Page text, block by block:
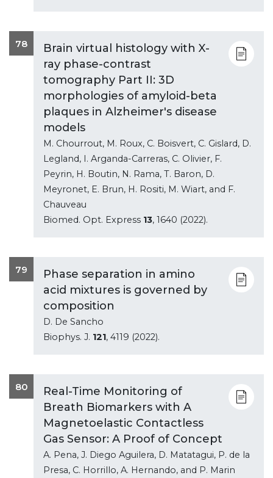
78
Brain virtual histology with X-
ray phase-contrast
tomography Part II: 3D
morphologies of amyloid-beta
plaques in Alzheimer's disease
models
M. Chourrout, M. Roux, C. Boisvert, C. Gislard, D.
Legland, I. Arganda-Carreras, C. Olivier, F.
Peyrin, H. Boutin, N. Rama, T. Baron, D.
Meyronet, E. Brun, H. Rositi, M. Wiart, and F.
Chauveau
Biomed. Opt. Express 13, 1640 (2022).
79
Phase separation in amino
acid mixtures is governed by
composition
D. De Sancho
Biophys. J. 121, 4119 (2022).
80
Real-Time Monitoring of
Breath Biomarkers with A
Magnetoelastic Contactless
Gas Sensor: A Proof of Concept
A. Pena, J. Diego Aguilera, D. Matatagui, P. de la
Presa, C. Horrillo, A. Hernando, and P. Marin